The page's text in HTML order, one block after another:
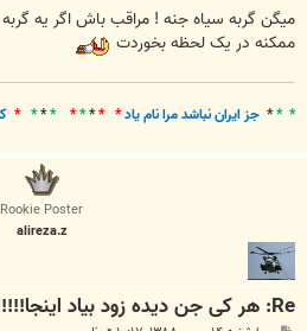
ت
میگن گربه سیاه جنه ! مراقب باش اگر یه
ممکنه در یک لحظه بخوردت
* *
* جز ايران نباشد مرا نام ياد* *
*
*
*
*
*
*
*
Rookie Poster
alireza.z
Re: هر کی جن دیده زود بیاد اینجا!!!!!!!!!!!!!!!!!!!